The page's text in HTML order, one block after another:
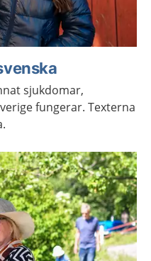
sjukdomar,
fungerar. Texterna